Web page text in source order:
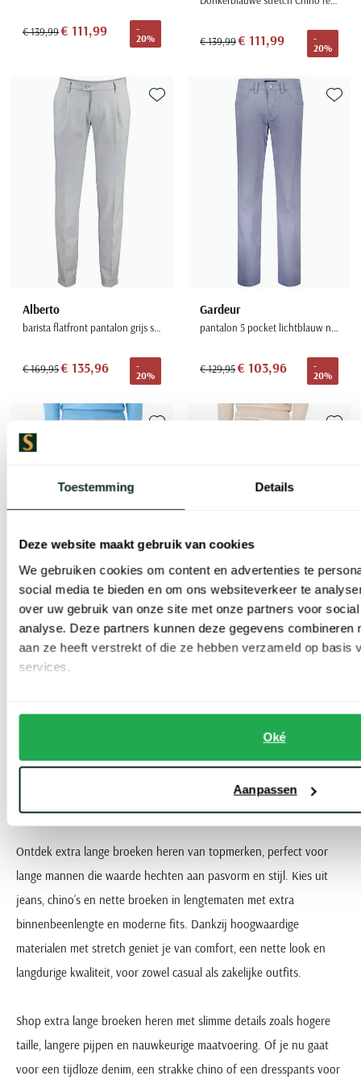
Toestemming Details
Deze website maakt gebruik van cookies
We gebruiken cookies om content en advertenties te
social media te bieden en om ons websiteverkeer te
over uw gebruik van onze site met onze partners voor
analyse. Deze partners kunnen deze gegevens combineren
aan ze heeft verstrekt of die ze hebben verzameld op basis
services.
Oké
Aanpassen
€ 139,99€ 111,99
-
20%
€ 139,99€ 111,99
-
20%
Alberto
barista flatfront pantalon grijs slim fit wol
€ 169,95€ 135,96
-
20%
Toevoegen aan favorieten
Gardeur
pantalon 5 pocket lichtblauw normale fit
€ 129,95€ 103,96
-
20%
Brax
jeans denim lichtblauw
Brax
pantalon 5-pocket creme katoen normale fit
Toon volgende artikelen
Current Page
Page
Page
12 Volgende
Ontdek extra lange broeken heren van topmerken, perfect voor
lange mannen die waarde hechten aan pasvorm en stijl. Kies uit
jeans, chino’s en nette broeken in lengtematen met extra
binnenbeenlengte en moderne fits. Dankzij hoogwaardige
materialen met stretch geniet je van comfort, een nette look en
langdurige kwaliteit, voor zowel casual als zakelijke outfits.
Shop extra lange broeken heren met slimme details zoals hogere
taille, langere pijpen en nauwkeurige maatvoering. Of je nu gaat
voor een tijdloze denim, een strakke chino of een dresspants voor